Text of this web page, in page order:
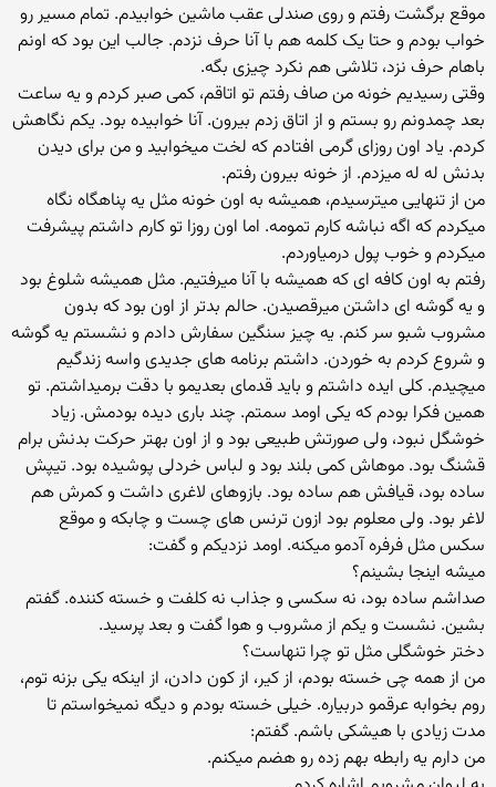
موقع برگشت رفتم و روی صندلی عقب ماشین خوابیدم. تمام مسیر رو
خواب بودم و حتا یک کلمه هم با آنا حرف نزدم. جالب این بود که اونم
باهام حرف نزد، تلاشی هم نکرد چیزی بگه.
وقتی رسیدیم خونه من صاف رفتم تو اتاقم، کمی صبر کردم و یه ساعت
بعد چمدونم رو بستم و از اتاق زدم بیرون. آنا خوابیده بود. یکم نگاهش
کردم. یاد اون روزای گرمی افتادم که لخت میخوابید و من برای دیدن
بدنش له له میزدم. از خونه بیرون رفتم.
من از تنهایی میترسیدم، همیشه به اون خونه مثل یه پناهگاه نگاه
میکردم که اگه نباشه کارم تمومه. اما اون روزا تو کارم داشتم پیشرفت
میکردم و خوب پول درمیاوردم.
رفتم به اون کافه ای که همیشه با آنا میرفتیم. مثل همیشه شلوغ بود
و یه گوشه ای داشتن میرقصیدن. حالم بدتر از اون بود که بدون
مشروب شبو سر کنم. یه چیز سنگین سفارش دادم و نشستم یه گوشه
و شروع کردم به خوردن. داشتم برنامه های جدیدی واسه زندگیم
میچیدم. کلی ایده داشتم و باید قدمای بعدیمو با دقت برمیداشتم. تو
همین فکرا بودم که یکی اومد سمتم. چند باری دیده بودمش. زیاد
خوشگل نبود، ولی صورتش طبیعی بود و از اون بهتر حرکت بدنش برام
قشنگ بود. موهاش کمی بلند بود و لباس خردلی پوشیده بود. تیپش
ساده بود، قیافش هم ساده بود. بازوهای لاغری داشت و کمرش هم
لاغر بود. ولی معلوم بود ازون ترنس های چست و چابکه و موقع
سکس مثل فرفره آدمو میکنه. اومد نزدیکم و گفت:
میشه اینجا بشینم؟
صداشم ساده بود، نه سکسی و جذاب نه کلفت و خسته کننده. گفتم
بشین. نشست و یکم از مشروب و هوا گفت و بعد پرسید.
دختر خوشگلی مثل تو چرا تنهاست؟
من از همه چی خسته بودم، از کیر، از کون دادن، از اینکه یکی بزنه توم،
روم بخوابه عرقمو دربیاره. خیلی خسته بودم و دیگه نمیخواستم تا
مدت زیادی با هیشکی باشم. گفتم:
من دارم یه رابطه بهم زده رو هضم میکنم.